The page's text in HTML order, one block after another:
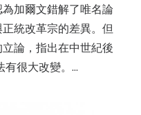
加爾文錯解了唯名論
統改革宗的差異。但
論，指出在中世紀後
有很大改變。…